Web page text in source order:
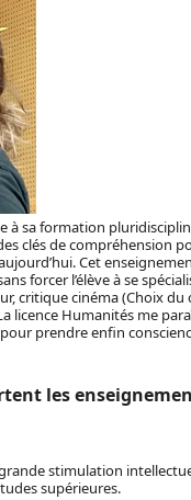
à sa formation
clés de compréhension
Cet
forcer l’élève à se
critique cinéma (Choix du
licence Humanités me
prendre enfin
les
stimulation
supérieures.